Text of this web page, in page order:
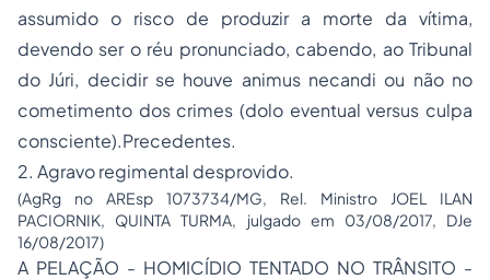
assumido o risco de produzir a morte da vítima,
devendo ser o réu pronunciado, cabendo, ao Tribunal
do Júri, decidir se houve animus necandi ou não no
cometimento dos crimes (dolo eventual versus culpa
consciente).Precedentes.
2. Agravo regimental desprovido.
(AgRg no AREsp 1073734/MG, Rel. Ministro JOEL ILAN
PACIORNIK, QUINTA TURMA, julgado em 03/08/2017, DJe
16/08/2017)
A PELAÇÃO - HOMICÍDIO TENTADO NO TRÂNSITO -